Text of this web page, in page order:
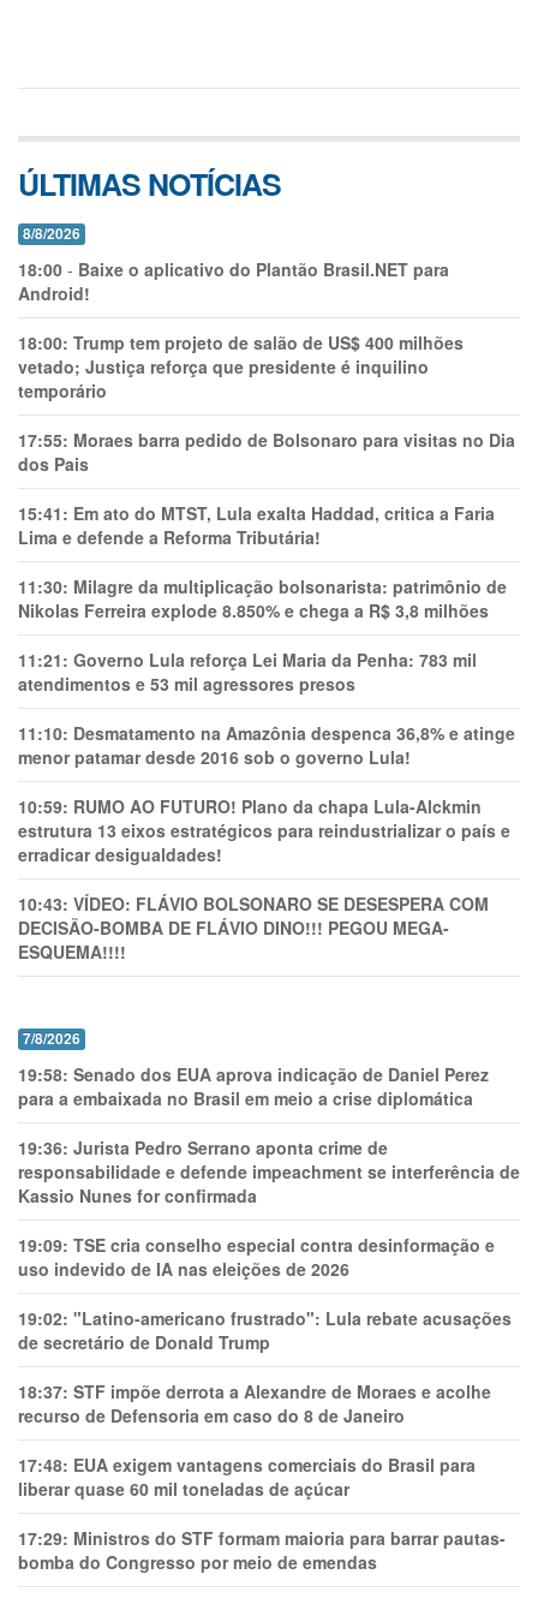
ÚLTIMAS NOTÍCIAS
8/8/2026
18:00 - Baixe o aplicativo do Plantão Brasil.NET para
Android!
18:00: Trump tem projeto de salão de US$ 400 milhões
vetado; Justiça reforça que presidente é inquilino
temporário
17:55: Moraes barra pedido de Bolsonaro para visitas no Dia
dos Pais
15:41: Em ato do MTST, Lula exalta Haddad, critica a Faria
Lima e defende a Reforma Tributária!
11:30: Milagre da multiplicação bolsonarista: patrimônio de
Nikolas Ferreira explode 8.850% e chega a R$ 3,8 milhões
11:21: Governo Lula reforça Lei Maria da Penha: 783 mil
atendimentos e 53 mil agressores presos
11:10: Desmatamento na Amazônia despenca 36,8% e atinge
menor patamar desde 2016 sob o governo Lula!
10:59: RUMO AO FUTURO! Plano da chapa Lula-Alckmin
estrutura 13 eixos estratégicos para reindustrializar o país e
erradicar desigualdades!
10:43: VÍDEO: FLÁVIO BOLSONARO SE DESESPERA COM
DECISÃO-BOMBA DE FLÁVIO DINO!!! PEGOU MEGA-
ESQUEMA!!!!
7/8/2026
19:58: Senado dos EUA aprova indicação de Daniel Perez
para a embaixada no Brasil em meio a crise diplomática
19:36: Jurista Pedro Serrano aponta crime de
responsabilidade e defende impeachment se interferência de
Kassio Nunes for confirmada
19:09: TSE cria conselho especial contra desinformação e
uso indevido de IA nas eleições de 2026
19:02: "Latino-americano frustrado": Lula rebate acusações
de secretário de Donald Trump
18:37: STF impõe derrota a Alexandre de Moraes e acolhe
recurso de Defensoria em caso do 8 de Janeiro
17:48: EUA exigem vantagens comerciais do Brasil para
liberar quase 60 mil toneladas de açúcar
17:29: Ministros do STF formam maioria para barrar pautas-
bomba do Congresso por meio de emendas